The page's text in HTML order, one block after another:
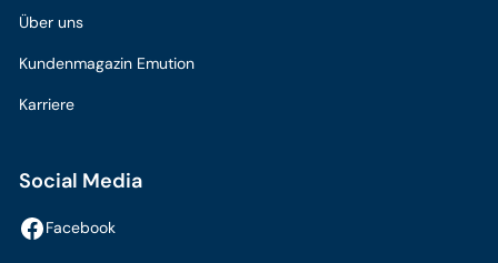
Über uns
Kundenmagazin Emution
Karriere
Social Media
Facebook